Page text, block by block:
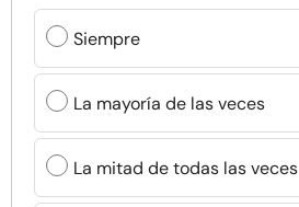
Siempre
La mayoría de las veces
La mitad de todas las veces